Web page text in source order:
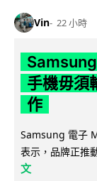
Vin 22 小時
手機毋須
作
Samsung 電子
表示，品牌正推
文